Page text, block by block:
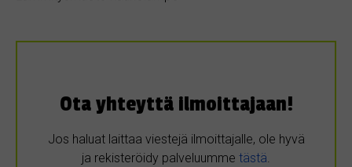
Ota yhteyttä ilmoittajaan!
Jos haluat laittaa viestejä ilmoittajalle, ole hyvä
ja rekisteröidy palveluumme tästä.